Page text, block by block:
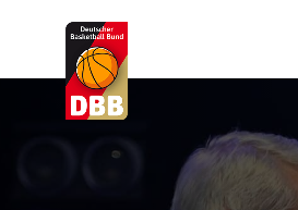
Suchvorschläge